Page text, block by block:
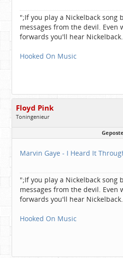
";If you play a Nickelback song
messages from the devil. Even
forwards you'll hear
Hooked On Music
Floyd Pink
Toningenieur
Beiträge:
7827
Marvin Gaye - I Heard It
";If you play a Nickelback song
messages from the devil. Even
forwards you'll hear
Hooked On Music